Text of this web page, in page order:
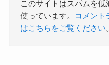
このサイトはスパムを
使っています。
コメント
はこちらをご覧ください。